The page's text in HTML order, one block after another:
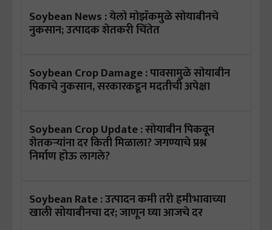
Soybean News : येलो मोझॅकमुळे सोयाबीनचे
नुकसान; उत्पादक शेतकरी चिंतेत
Soybean Crop Damage : पावसामुळे सोयाबीन
पिकाचे नुकसान, सरकारकडून मदतीची अपेक्षा
Soybean Crop Update : सोयाबीन पिकवून
शेतकऱ्यांना दर किती मिळाला? जगण्याचे प्रश्न
निर्माण होऊ लागले?
Soybean Rate : उत्पादन कमी तरी हमीभावाच्या
खाली सोयाबीनचा दर; जाणून घ्या आजचे दर